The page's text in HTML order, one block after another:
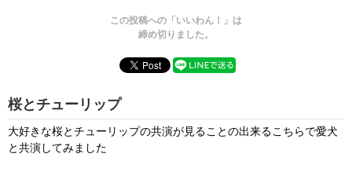
この投稿への「いいわん！」は
締め切りました。
桜とチューリップ
大好きな桜とチューリップの共演が見ることの出来るこちらで愛犬
と共演してみました